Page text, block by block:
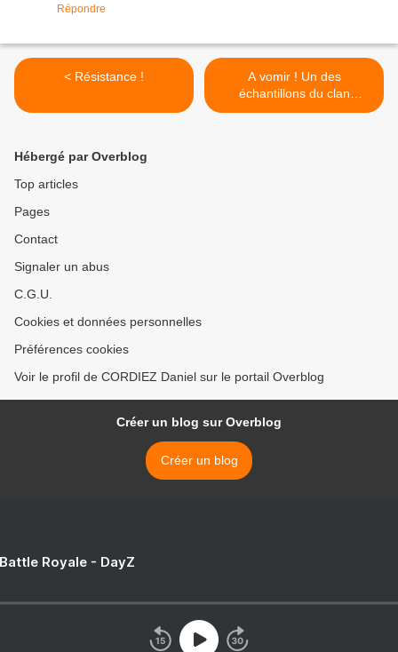
Répondre
< Résistance !
A vomir ! Un des
échantillons du clan
Sarkozy ... >
Hébergé par Overblog
Top articles
Pages
Contact
Signaler un abus
C.G.U.
Cookies et données personnelles
Préférences cookies
Voir le profil de CORDIEZ Daniel sur le portail Overblog
Créer un blog sur Overblog
Créer un blog
Royale - DayZ